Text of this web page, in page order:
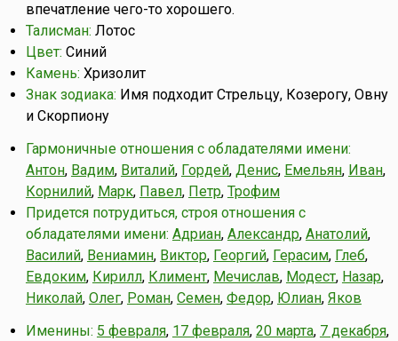
впечатление чего-то хорошего.
Талисман: Лотос
Цвет: Синий
Камень: Хризолит
Знак зодиака: Имя подходит Стрельцу, Козерогу, Овну
и Скорпиону
Гармоничные отношения с обладателями имени:
Антон, Вадим, Виталий, Гордей, Денис, Емельян, Иван,
Корнилий, Марк, Павел, Петр, Трофим
Придется потрудиться, строя отношения с
обладателями имени: Адриан, Александр, Анатолий,
Василий, Вениамин, Виктор, Георгий, Герасим, Глеб,
Евдоким, Кирилл, Климент, Мечислав, Модест, Назар,
Николай, Олег, Роман, Семен, Федор, Юлиан, Яков
Именины: 5 февраля, 17 февраля, 20 марта, 7 декабря,